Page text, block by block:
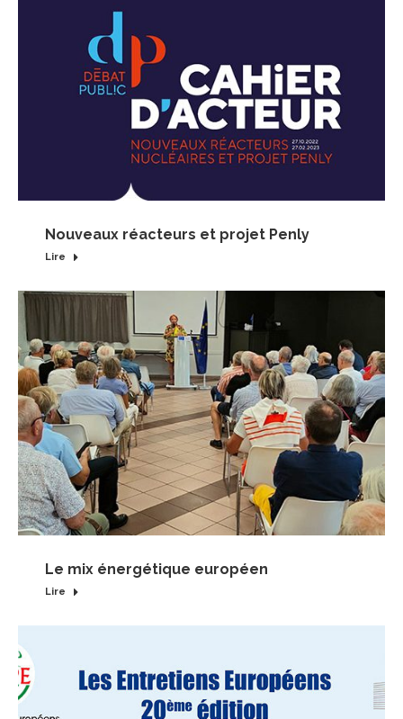
Nouveaux réacteurs et projet Penly
Lire
Le mix énergétique européen
Lire